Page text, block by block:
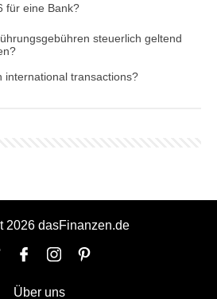
für eine Bank?
steuerlich geltend
international transactions?
2026 dasFinanzen.de
Über uns